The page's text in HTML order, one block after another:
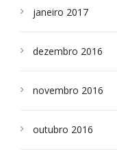
janeiro 2017
dezembro 2016
novembro 2016
outubro 2016